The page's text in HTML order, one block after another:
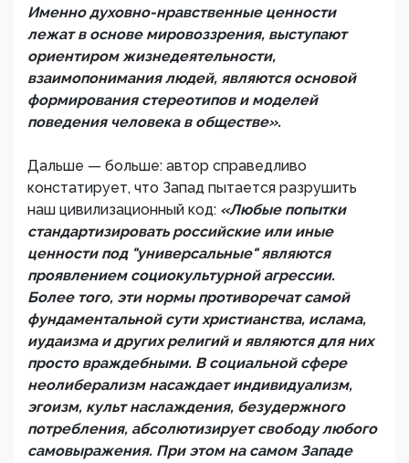
Именно духовно-нравственные ценности
лежат в основе мировоззрения, выступают
ориентиром жизнедеятельности,
взаимопонимания людей, являются основой
формирования стереотипов и моделей
поведения человека в обществе».
Дальше — больше: автор справедливо
констатирует, что Запад пытается разрушить
наш цивилизационный код: «Любые попытки
стандартизировать российские или иные
ценности под "универсальные" являются
проявлением социокультурной агрессии.
Более того, эти нормы противоречат самой
фундаментальной сути христианства, ислама,
иудаизма и других религий и являются для них
просто враждебными. В социальной сфере
неолиберализм насаждает индивидуализм,
эгоизм, культ наслаждения, безудержного
потребления, абсолютизирует свободу любого
самовыражения. При этом на самом Западе